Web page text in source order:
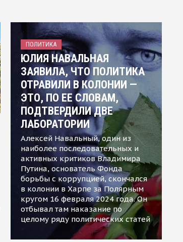
ПОЛИТИКА
ЮЛИЯ НАВАЛЬНАЯ
ЗАЯВИЛА, ЧТО ПОЛИТИКА
ОТРАВИЛИ В КОЛОНИИ —
ЭТО, ПО ЕЕ СЛОВАМ,
ПОДТВЕРДИЛИ ДВЕ
ЛАБОРАТОРИИ
Алексей Навальный, один из
наиболее последовательных и
активных критиков Владимира
Путина, основатель Фонда
борьбы с коррупцией, скончался
в колонии в Харпе за Полярным
кругом 16 февраля 2024 года. Он
отбывал там наказание по
целому ряду политических статей